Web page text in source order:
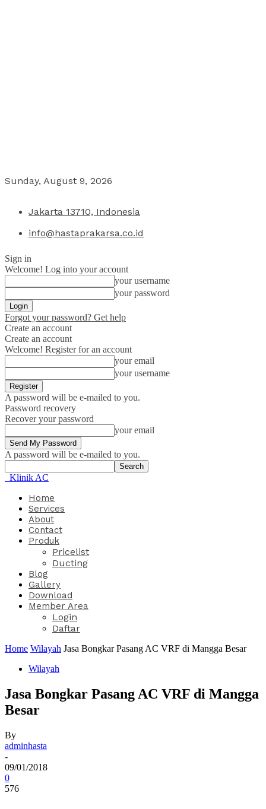
Sunday, August 9, 2026
Jakarta 13710, Indonesia
info@hastaprakarsa.co.id
Sign in
Welcome! Log into your account
your username
your password
Forgot your password? Get help
Create an account
Create an account
Welcome! Register for an account
your email
your username
A password will be e-mailed to you.
Password recovery
Recover your password
your email
A password will be e-mailed to you.
Klinik AC
Home
Services
About
Contact
Produk
Pricelist
Ducting
Blog
Gallery
Download
Member Area
Login
Daftar
Home Wilayah Jasa Bongkar Pasang AC VRF di Mangga Besar
Wilayah
Jasa Bongkar Pasang AC VRF di Mangga
Besar
By
adminhasta
-
09/01/2018
0
576